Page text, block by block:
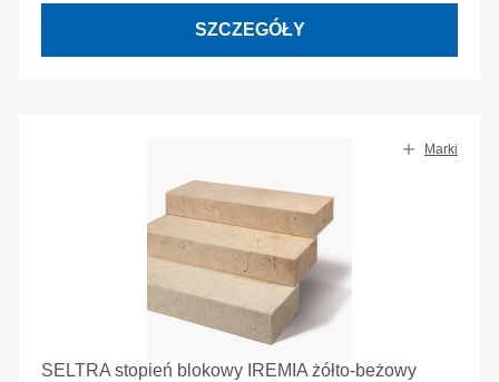
SZCZEGÓŁY
Marki
SELTRA stopień blokowy IREMIA żółto-beżowy